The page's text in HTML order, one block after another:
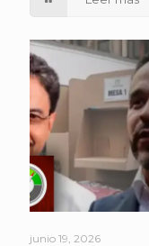
junio 19, 2026